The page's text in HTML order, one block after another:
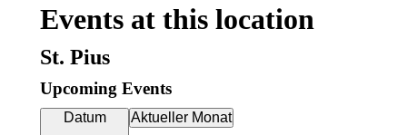
Events at this location
St. Pius
Upcoming Events
Datum
Aktueller Monat